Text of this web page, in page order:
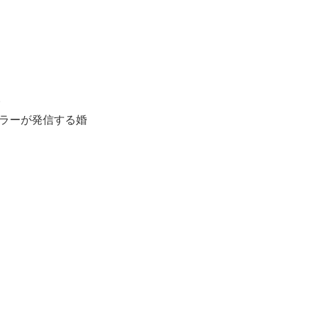
ーが発信する婚